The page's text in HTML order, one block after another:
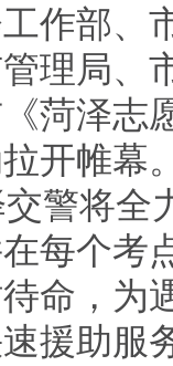
作部、
理局、
菏泽志
开帷幕
警将全
每个考
命，为
援助服